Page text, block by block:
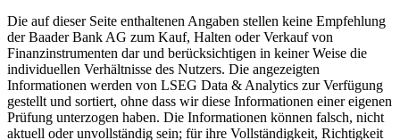
Die auf dieser Seite enthaltenen Angaben stellen keine Empfehlung
der Baader Bank AG zum Kauf, Halten oder Verkauf von
Finanzinstrumenten dar und berücksichtigen in keiner Weise die
individuellen Verhältnisse des Nutzers. Die angezeigten
Informationen werden von LSEG Data & Analytics zur Verfügung
gestellt und sortiert, ohne dass wir diese Informationen einer eigenen
Prüfung unterzogen haben. Die Informationen können falsch, nicht
aktuell oder unvollständig sein; für ihre Vollständigkeit, Richtigkeit